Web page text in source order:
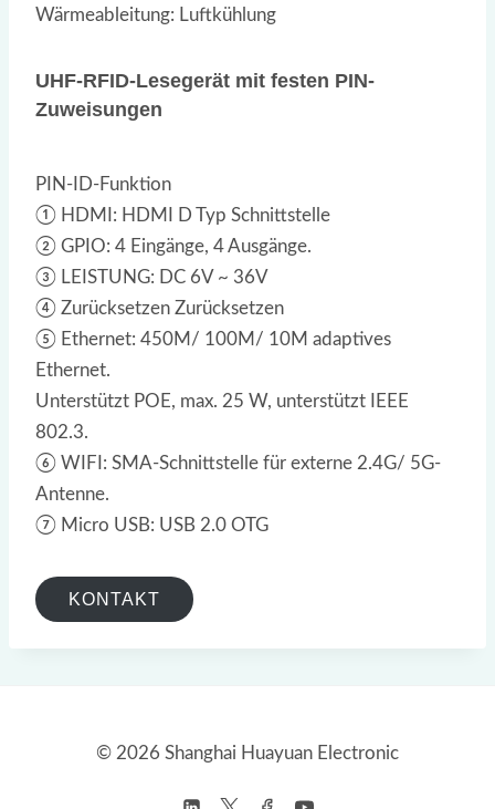
Wärmeableitung: Luftkühlung
UHF-RFID-Lesegerät mit festen PIN-
Zuweisungen
PIN-ID-Funktion
① HDMI: HDMI D Typ Schnittstelle
② GPIO: 4 Eingänge, 4 Ausgänge.
③ LEISTUNG: DC 6V ~ 36V
④ Zurücksetzen Zurücksetzen
⑤ Ethernet: 450M/ 100M/ 10M adaptives
Ethernet.
Unterstützt POE, max. 25 W, unterstützt IEEE
802.3.
⑥ WIFI: SMA-Schnittstelle für externe 2.4G/ 5G-
Antenne.
⑦ Micro USB: USB 2.0 OTG
KONTAKT
© 2026 Shanghai Huayuan Electronic